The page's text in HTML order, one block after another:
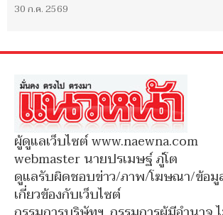
30 ก.ค. 2569
ผู้ดูแลเว็บไซต์ www.naewna.com
webmaster นายปรเมษฐ์ ภู่โต
ดูแลรับผิดชอบข่าว/ภาพ/โฆษณา/ข้อ
เกี่ยวข้องกับเว็บไซต์